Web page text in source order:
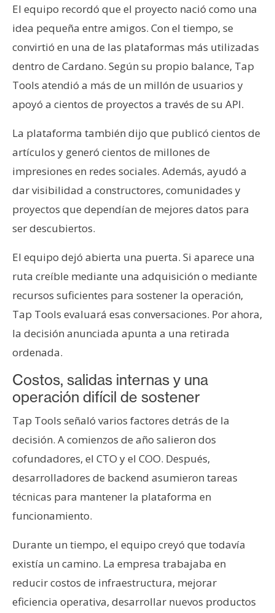
e
m
s
e
c
r
s
o
s
o
n
t
a
t
o
P
u
b
i
c
i
d
d
El equipo recordó que el proyecto nació como una
idea pequeña entre amigos. Con el tiempo, se
convirtió en una de las plataformas más utilizadas
dentro de Cardano. Según su propio balance, Tap
Tools atendió a más de un millón de usuarios y
apoyó a cientos de proyectos a través de su API.
La plataforma también dijo que publicó cientos de
artículos y generó cientos de millones de
impresiones en redes sociales. Además, ayudó a
dar visibilidad a constructores, comunidades y
proyectos que dependían de mejores datos para
ser descubiertos.
El equipo dejó abierta una puerta. Si aparece una
ruta creíble mediante una adquisición o mediante
recursos suficientes para sostener la operación,
Tap Tools evaluará esas conversaciones. Por ahora,
la decisión anunciada apunta a una retirada
ordenada.
Costos, salidas internas y una
operación difícil de sostener
Tap Tools señaló varios factores detrás de la
decisión. A comienzos de año salieron dos
cofundadores, el CTO y el COO. Después,
desarrolladores de backend asumieron tareas
técnicas para mantener la plataforma en
funcionamiento.
Durante un tiempo, el equipo creyó que todavía
existía un camino. La empresa trabajaba en
reducir costos de infraestructura, mejorar
eficiencia operativa, desarrollar nuevos productos